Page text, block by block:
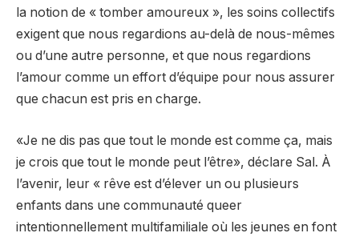
la notion de « tomber amoureux », les soins collectifs
exigent que nous regardions au-delà de nous-mêmes
ou d’une autre personne, et que nous regardions
l’amour comme un effort d’équipe pour nous assurer
que chacun est pris en charge.
«Je ne dis pas que tout le monde est comme ça, mais
je crois que tout le monde peut l’être», déclare Sal. À
l’avenir, leur « rêve est d’élever un ou plusieurs
enfants dans une communauté queer
intentionnellement multifamiliale où les jeunes en font